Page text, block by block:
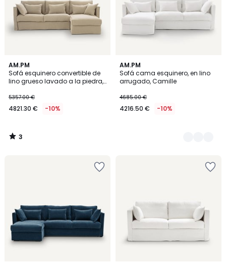
AM.PM
Sofá esquinero convertible de
lino grueso lavado a la piedra,
5357.00 €
4821.30 € -10%
3
/
5
3
/
AM.PM
Sofá cama esquinero, en lino
arrugado, Camille
4685.00 €
4216.50 € -10%
2
Colores